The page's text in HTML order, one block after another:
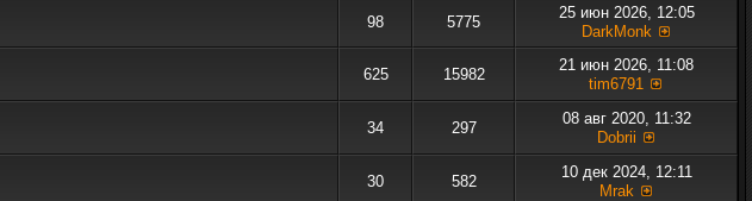
98 5775
25 июн 2026, 12:05
DarkMonk
625 15982
21 июн 2026, 11:08
tim6791
34 297
08 авг 2020, 11:32
Dobrii
30 582
10 дек 2024, 12:11
Mrak